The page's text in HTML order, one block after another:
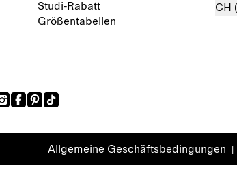
Studi-Rabatt
Größentabellen
CH
Allgemeine Geschäftsbedingungen